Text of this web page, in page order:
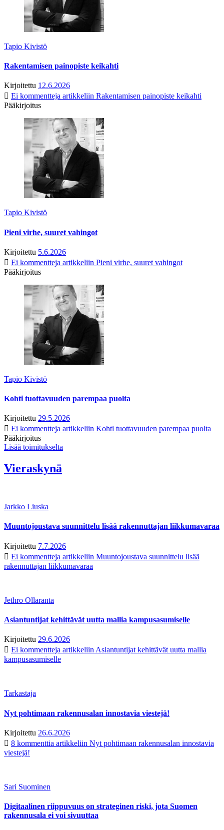
Tapio Kivistö
Rakentamisen painopiste keikahti
Kirjoitettu 12.6.2026
Ei kommentteja artikkeliin Rakentamisen painopiste keikahti
Pääkirjoitus
Tapio Kivistö
Pieni virhe, suuret vahingot
Kirjoitettu 5.6.2026
Ei kommentteja artikkeliin Pieni virhe, suuret vahingot
Pääkirjoitus
Tapio Kivistö
Kohti tuottavuuden parempaa puolta
Kirjoitettu 29.5.2026
Ei kommentteja artikkeliin Kohti tuottavuuden parempaa puolta
Pääkirjoitus
Lisää toimitukselta
Vieraskynä
Jarkko Liuska
Muuntojoustava suunnittelu lisää rakennuttajan liikkumavaraa
Kirjoitettu 7.7.2026
Ei kommentteja artikkeliin Muuntojoustava suunnittelu lisää
rakennuttajan liikkumavaraa
Jethro Ollaranta
Asiantuntijat kehittävät uutta mallia kampusasumiselle
Kirjoitettu 29.6.2026
Ei kommentteja artikkeliin Asiantuntijat kehittävät uutta mallia
kampusasumiselle
Tarkastaja
Nyt pohtimaan rakennusalan innostavia viestejä!
Kirjoitettu 26.6.2026
8 kommenttia artikkeliin Nyt pohtimaan rakennusalan innostavia
viestejä!
Sari Suominen
Digitaalinen riippuvuus on strateginen riski, jota Suomen
rakennusala ei voi sivuuttaa